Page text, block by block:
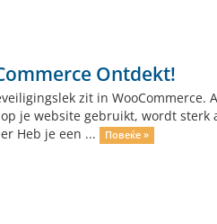
Ontdekt!
zit in WooCommerce.
je website gebruikt, wordt sterk
Heb je een ...
Повеќе »